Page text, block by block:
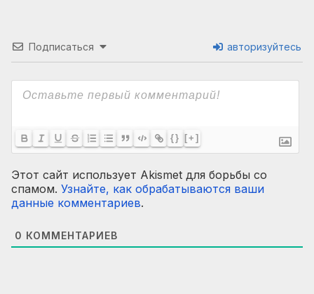
Подписаться авторизуйтесь
{} [+]
Этот сайт использует Akismet для борьбы со
спамом. Узнайте, как обрабатываются ваши
данные комментариев.
0 КОММЕНТАРИЕВ